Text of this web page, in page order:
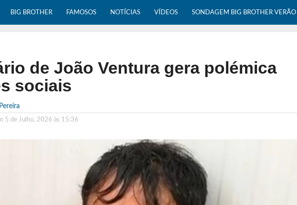
BIG BROTHER FAMOSOS NOTÍCIAS VÍDEOS SONDAGEM BIG BROTHER VERÃO
de João Ventura gera polémica
sociais
5 de Julho, 2026 às 15:36